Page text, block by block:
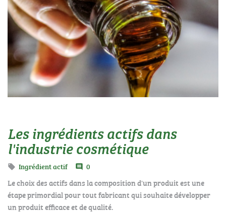
Les ingrédients actifs dans
l'industrie cosmétique
 Ingrédient actif comment 0
Le choix des actifs dans la composition d'un produit est une
étape primordial pour tout fabricant qui souhaite développer
un produit efficace et de qualité.